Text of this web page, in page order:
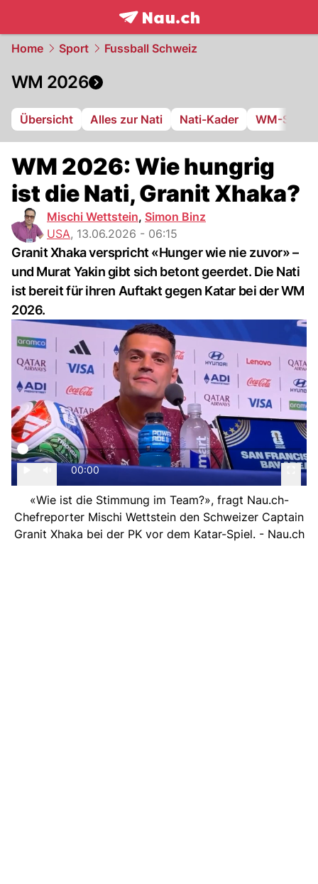
frontpage.NAU.ch
Home Sport Fussball Schweiz
WM 2026
Übersicht Alles zur Nati Nati-Kader WM-
WM 2026: Wie hungrig
ist die Nati, Granit Xhaka?
Mischi Wettstein, Simon Binz
USA, 13.06.2026 - 06:15
Granit Xhaka verspricht «Hunger wie nie zuvor» –
und Murat Yakin gibt sich betont geerdet. Die Nati
ist bereit für ihren Auftakt gegen Katar bei der WM
2026.
00:00
«Wie ist die Stimmung im Team?», fragt Nau.ch-
Chefreporter Mischi Wettstein den Schweizer Captain
Granit Xhaka bei der PK vor dem Katar-Spiel. - Nau.ch